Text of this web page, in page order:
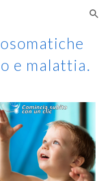
Skip to navigation
e malattia.